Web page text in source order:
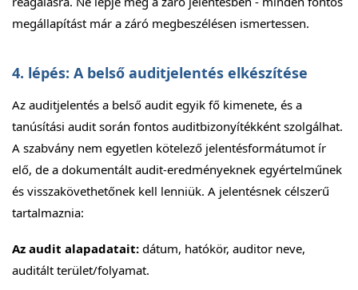
megállapítást már a záró megbeszélésen ismertessen.
4. lépés: A belső auditjelentés elkészítése
Az auditjelentés a belső audit egyik fő kimenete, és a
tanúsítási audit során fontos auditbizonyítékként szolgálhat.
A szabvány nem egyetlen kötelező jelentésformátumot ír
elő, de a dokumentált audit-eredményeknek egyértelműnek
és visszakövethetőnek kell lenniük. A jelentésnek célszerű
tartalmaznia:
Az audit alapadatait: dátum, hatókör, auditor neve,
auditált terület/folyamat.